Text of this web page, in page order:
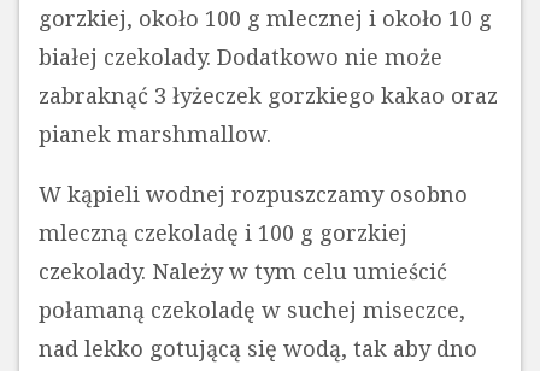
gorzkiej, około 100 g mlecznej i około 10 g
białej czekolady. Dodatkowo nie może
zabraknąć 3 łyżeczek gorzkiego kakao oraz
pianek marshmallow.
W kąpieli wodnej rozpuszczamy osobno
mleczną czekoladę i 100 g gorzkiej
czekolady. Należy w tym celu umieścić
połamaną czekoladę w suchej miseczce,
nad lekko gotującą się wodą, tak aby dno